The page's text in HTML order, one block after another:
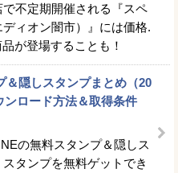
不定期開催される『スペ
ィオン闇市）』には価格.
が登場することも！
＆隠しスタンプまとめ（20
ンロード方法＆取得条件
の無料スタンプ＆隠しス
タンプを無料ゲットでき